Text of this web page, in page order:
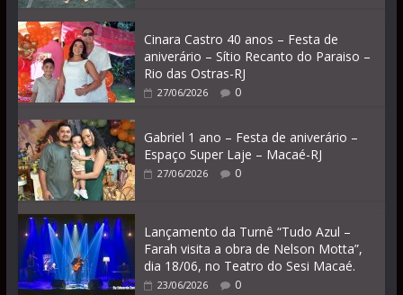
Cinara Castro 40 anos – Festa de
aniverário – Sítio Recanto do Paraiso –
Rio das Ostras-RJ
27/06/2026 0
Gabriel 1 ano – Festa de aniverário –
Espaço Super Laje – Macaé-RJ
27/06/2026 0
Lançamento da Turnê “Tudo Azul –
Farah visita a obra de Nelson Motta”,
dia 18/06, no Teatro do Sesi Macaé.
23/06/2026 0